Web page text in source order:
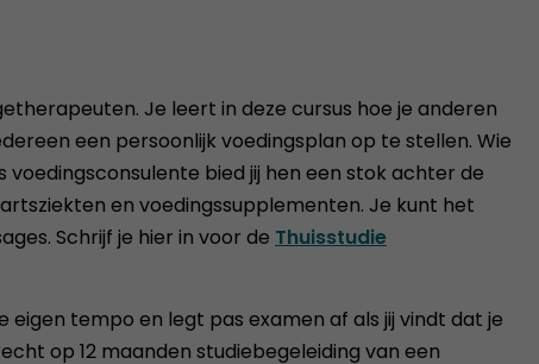
Je leert in deze cursus hoe je anderen
een persoonlijk voedingsplan op te stellen. Wie
bied jij hen een stok achter de
en voedingssupplementen. Je kunt het
Schrijf je hier in voor de Thuisstudie
tempo en legt pas examen af als jij vindt dat je
op 12 maanden studiebegeleiding van een